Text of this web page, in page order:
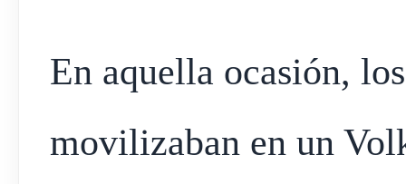
En aquella ocasión,
movilizaban en un